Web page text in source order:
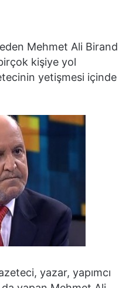
Mehmet Ali Birand
kişiye yol
yetişmesi içinde
yazar, yapımcı